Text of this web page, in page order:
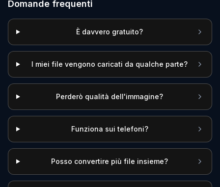
Domande frequenti
È davvero gratuito?
I miei file vengono caricati da qualche parte?
Perderò qualità dell'immagine?
Funziona sui telefoni?
Posso convertire più file insieme?